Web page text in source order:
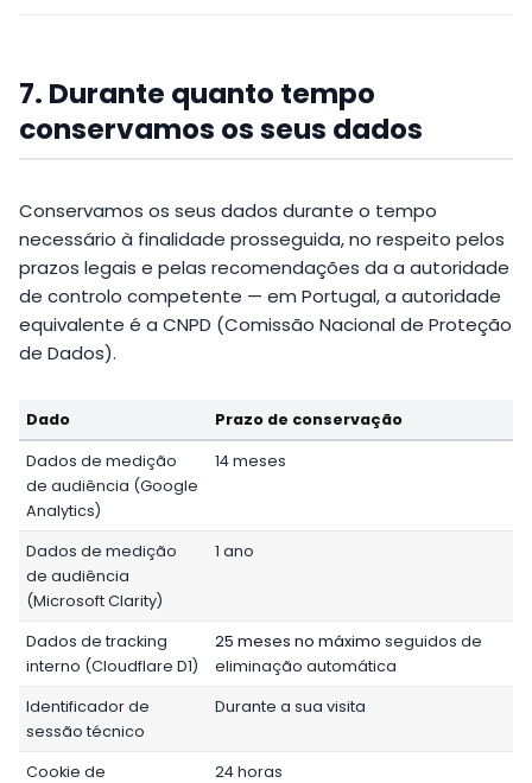
7. Durante quanto tempo
conservamos os seus dados
Conservamos os seus dados durante o tempo
necessário à finalidade prosseguida, no respeito pelos
prazos legais e pelas recomendações da a autoridade
de controlo competente — em Portugal, a autoridade
equivalente é a CNPD (Comissão Nacional de Proteção
de Dados).
Dado Prazo de conservação
Dados de medição
de audiência (Google
Analytics)
14 meses
Dados de medição
de audiência
(Microsoft Clarity)
1 ano
Dados de tracking
interno (Cloudflare D1)
25 meses no máximo seguidos de
eliminação automática
Identificador de
sessão técnico
Durante a sua visita
Cookie de
24 horas